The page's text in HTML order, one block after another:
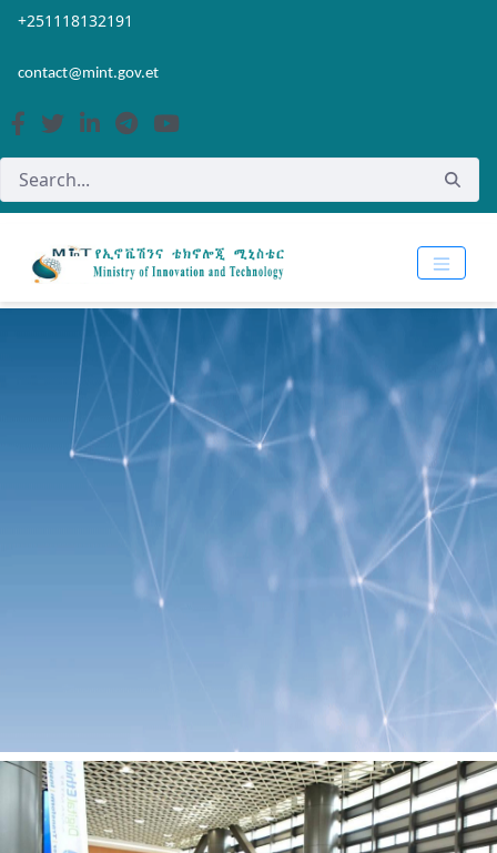
Skip to Main Content
Open Accessibility Menu
+251118132191
contact@mint.gov.et